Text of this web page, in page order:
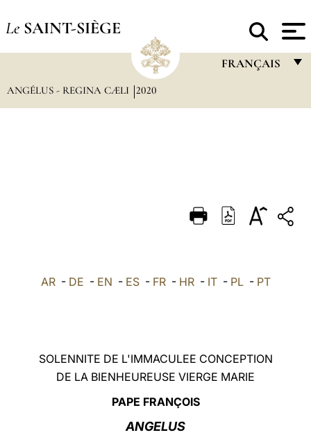
Le SAINT-SIÈGE
FRANÇAIS
DEUTSCH
العربيّة
ANGÉLUS - REGINA CÆLI 2020
AR- DE - EN - ES- FR- HR- IT- PL- PT
SOLENNITE DE L'IMMACULEE CONCEPTION
DE LA BIENHEUREUSE VIERGE MARIE
PAPE FRANÇOIS
ANGELUS